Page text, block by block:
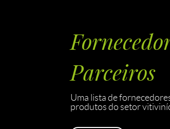
Parceiros
Uma lista de
produtos do setor